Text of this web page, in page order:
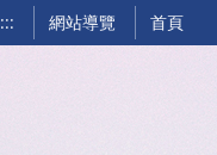
::: 網站導覽 首頁